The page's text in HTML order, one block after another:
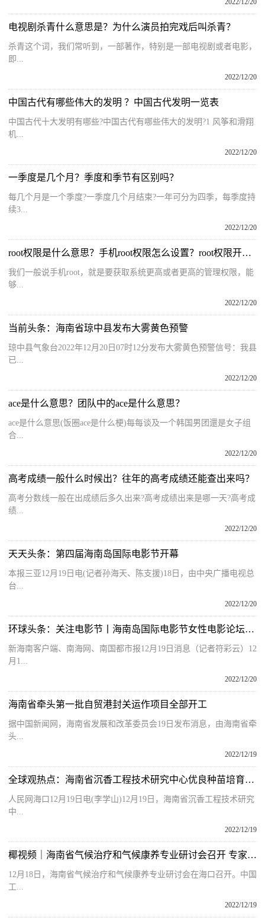
2022/12/20
电视剧杀青什么意思是？为什么演员拍完戏后叫杀青？
杀青这个词，我们常听到，一部著作，特别是一部电视剧或者电影，
即...
2022/12/20
中国古代有哪些伟大的发明 ？中国古代发明一览表
中国古代十大发明有哪些?中国古代有哪些伟大的发明?1 风筝和滑翔
机...
2022/12/20
一季度是几个月？季度和季节有区别吗？
每几个月是一个季度?一季度几个月结束?一年可分为四季，每季度持
续3...
2022/12/20
root权限是什么意思？手机root权限怎么设置？root权限开启教程
我们一般说手机root，就是要获取系统更高或者更高的管理权限，能
够...
2022/12/20
当前头条：海南省琼中县发布大雾黄色预警
琼中县气象台2022年12月20日07时12分发布大雾黄色预警信号：我县
已...
2022/12/20
ace是什么意思？团队中的ace是什么意思？
ace是什么意思(饭圈ace是什么梗)每每谈及一个韩国男团還是女子组
合...
2022/12/20
高考成绩一般什么时候出？往年的高考成绩还能查出来吗？
高考分数线一般在出成绩后多久出来?高考成绩出来是哪一天?高考成
绩...
2022/12/20
天天头条：第四届海南岛国际电影节开幕
本报三亚12月19日电(记者孙海天、陈支援)18日，由中央广播电视总
台...
2022/12/20
环球头条：关注电影节丨海南岛国际电影节女性电影论坛：聚焦“她题材”“她时代”“她力量”
新海南客户端、南海网、南国都市报12月19日消息（记者符彩云）12
月1...
2022/12/20
海南省牵头第一批自贸港封关运作项目全部开工
据中国新闻网，海南省发展和改革委员会19日发布消息，由海南省牵
头...
2022/12/19
全球观热点：海南省沉香工程技术研究中心优良种苗培育基地揭牌
人民网海口12月19日电(李学山)12月19日，海南省沉香工程技术研究
中...
2022/12/19
椰视频｜海南省气候治疗和气候康养专业研讨会召开 专家积极献言献策
12月18日，海南省气候治疗和气候康养专业研讨会在海口召开。中国
工...
2022/12/19